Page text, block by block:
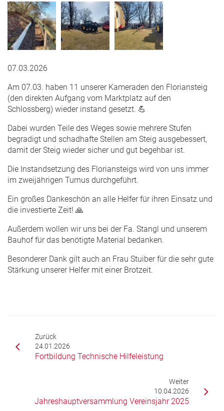
07.03.2026
Am 07.03. haben 11 unserer Kameraden den Floriansteig
(den direkten Aufgang vom Marktplatz auf den
Schlossberg) wieder instand gesetzt. 💪
Dabei wurden Teile des Weges sowie mehrere Stufen
begradigt und schadhafte Stellen am Steig ausgebessert,
damit der Steig wieder sicher und gut begehbar ist.
Die Instandsetzung des Floriansteigs wird von uns immer
im zweijährigen Turnus durchgeführt.
Ein großes Dankeschön an alle Helfer für ihren Einsatz und
die investierte Zeit! 🙏
Außerdem wollen wir uns bei der Fa. Stangl und unserem
Bauhof für das benötigte Material bedanken.
Besonderer Dank gilt auch an Frau Stuiber für die sehr gute
Stärkung unserer Helfer mit einer Brotzeit.
Zurück
24.01.2026
Fortbildung Technische Hilfeleistung
Weiter
10.04.2026
Jahreshauptversammlung Vereinsjahr 2025